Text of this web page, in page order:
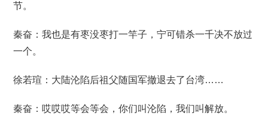
节。
秦奋：我也是有枣没枣打一竿子，宁可错杀一千决不放过
一个。
徐若瑄：大陆沦陷后祖父随国军撤退去了台湾……
秦奋：哎哎哎等会等会，你们叫沦陷，我们叫解放。